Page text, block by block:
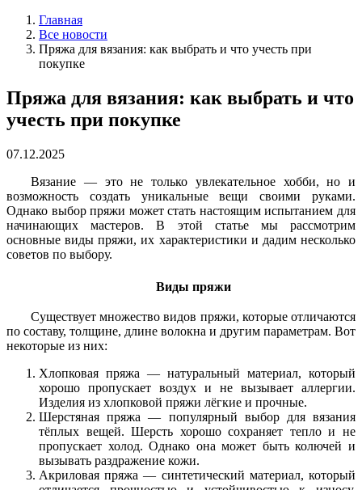
Главная
Все новости
Пряжа для вязания: как выбрать и что учесть при
покупке
Пряжа для вязания: как выбрать и что
учесть при покупке
07.12.2025
Вязание — это не только увлекательное хобби, но и
возможность создать уникальные вещи своими руками.
Однако выбор пряжи может стать настоящим испытанием для
начинающих мастеров. В этой статье мы рассмотрим
основные виды пряжи, их характеристики и дадим несколько
советов по выбору.
Виды пряжи
Существует множество видов пряжи, которые отличаются
по составу, толщине, длине волокна и другим параметрам. Вот
некоторые из них:
Хлопковая пряжа — натуральный материал, который
хорошо пропускает воздух и не вызывает аллергии.
Изделия из хлопковой пряжи лёгкие и прочные.
Шерстяная пряжа — популярный выбор для вязания
тёплых вещей. Шерсть хорошо сохраняет тепло и не
пропускает холод. Однако она может быть колючей и
вызывать раздражение кожи.
Акриловая пряжа — синтетический материал, который